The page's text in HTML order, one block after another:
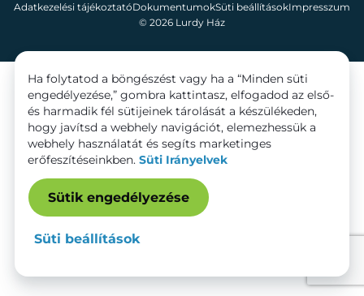
© 2026 Lurdy Ház
Adatkezelési tájékoztatóDokumentumokSüti beállításokImpresszum
Ha folytatod a böngészést vagy ha a “Minden süti
engedélyezése,” gombra kattintasz, elfogadod az első-
és harmadik fél sütijeinek tárolását a készülékeden,
hogy javítsd a webhely navigációt, elemezhessük a
webhely használatát és segíts marketinges
erőfeszítéseinkben. Süti Irányelvek
Sütik engedélyezése
Süti beállítások